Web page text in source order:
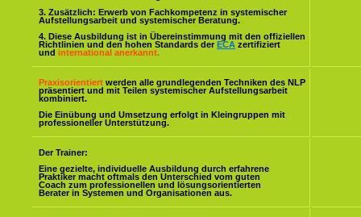
3. Zusätzlich: Erwerb von Fachkompetenz in systemischer
Aufstellungsarbeit und systemischer Beratung.
4. Diese Ausbildung ist in Übereinstimmung mit den offiziellen
Richtlinien und den hohen Standards der ECA zertifiziert
und international anerkannt.
Praxisorientiert werden alle grundlegenden Techniken des NLP
präsentiert und mit Teilen systemischer Aufstellungsarbeit
kombiniert.
Die Einübung und Umsetzung erfolgt in Kleingruppen mit
professioneller Unterstützung.
Der Trainer:
Eine gezielte, individuelle Ausbildung durch erfahrene
Praktiker macht oftmals den Unterschied vom guten
Coach zum professionellen und lösungsorientierten
Berater in Systemen und Organisationen aus.